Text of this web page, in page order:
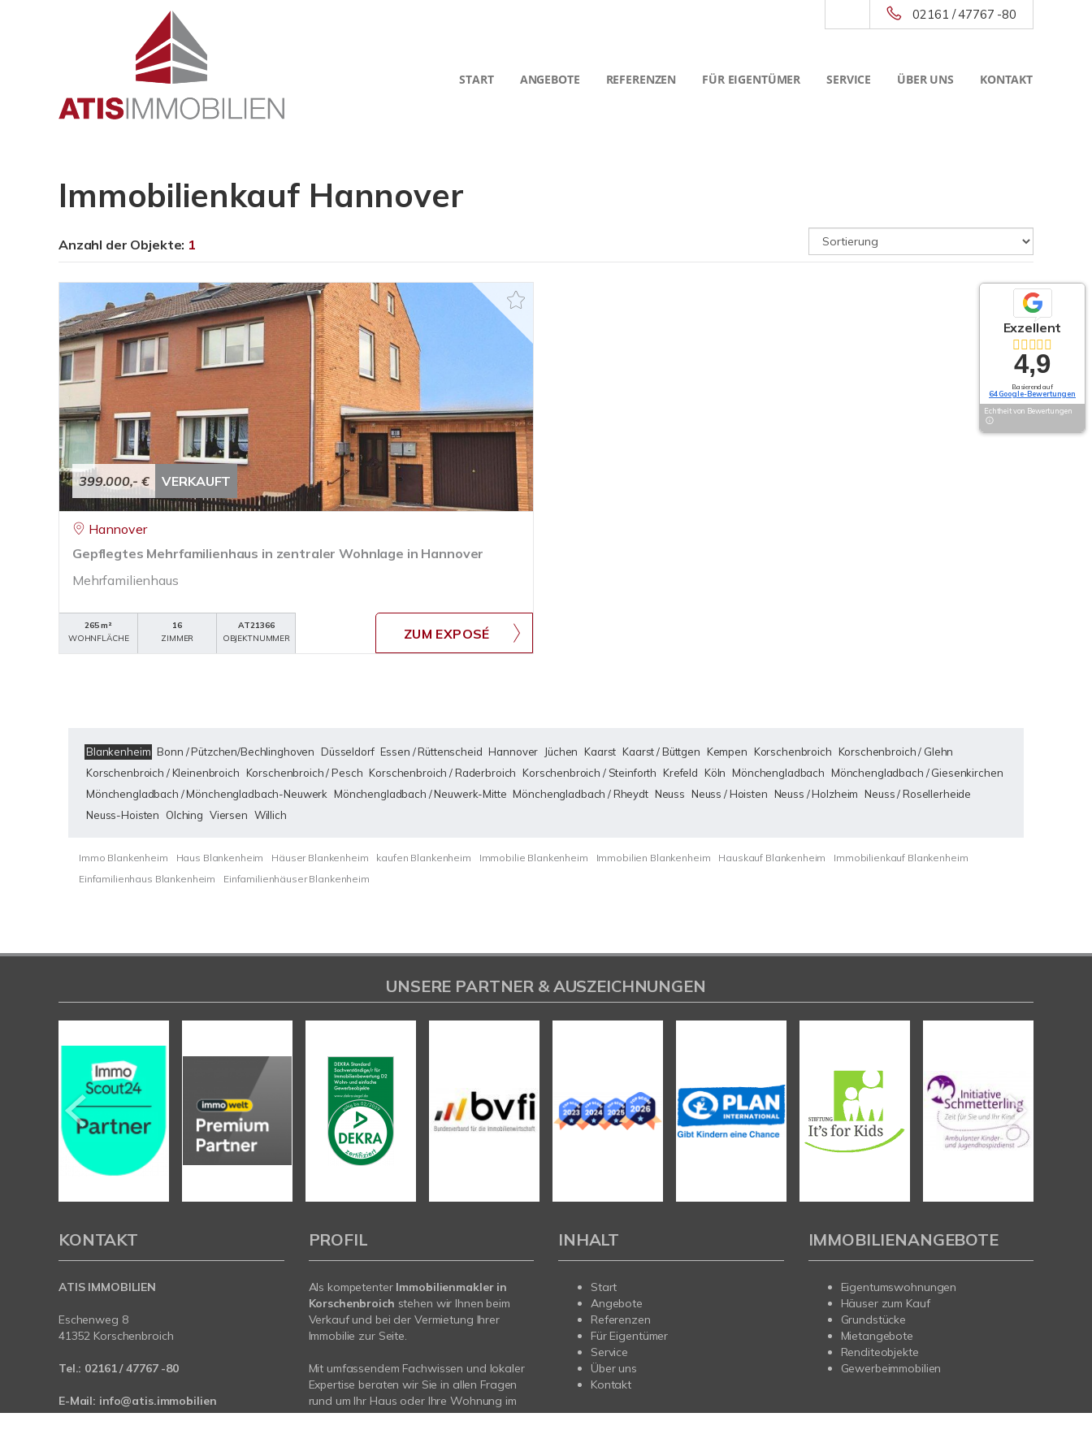
02161 / 47767 -80
START ANGEBOTE REFERENZEN FÜR EIGENTÜMER SERVICE ÜBER UNS KONTAKT
Immobilienkauf Hannover
Anzahl der Objekte: 1
399.000,- € VERKAUFT
Hannover
Gepflegtes Mehrfamilienhaus in zentraler Wohnlage in Hannover
Mehrfamilienhaus
265 m²
WOHNFLÄCHE
16
ZIMMER
AT21366
OBJEKTNUMMER
ZUM EXPOSÉ
Blankenheim Bonn / Pützchen/Bechlinghoven Düsseldorf Essen / Rüttenscheid Hannover Jüchen Kaarst Kaarst / Büttgen Kempen Korschenbroich Korschenbroich / Glehn
Korschenbroich / Kleinenbroich Korschenbroich / Pesch Korschenbroich / Raderbroich Korschenbroich / Steinforth Krefeld Köln Mönchengladbach Mönchengladbach / Giesenkirchen
Mönchengladbach / Mönchengladbach-Neuwerk Mönchengladbach / Neuwerk-Mitte Mönchengladbach / Rheydt Neuss Neuss / Hoisten Neuss / Holzheim Neuss / Rosellerheide
Neuss-Hoisten
Olching Viersen Willich
Immo Blankenheim Haus Blankenheim Häuser Blankenheim kaufen Blankenheim Immobilie Blankenheim Immobilien Blankenheim Hauskauf Blankenheim
Immobilienkauf Blankenheim
Einfamilienhaus Blankenheim
Einfamilienhäuser Blankenheim
Exzellent
4,9
Basierend auf
64 Google-Bewertungen
Echtheit von Bewertungen
UNSERE PARTNER & AUSZEICHNUNGEN
KONTAKT
ATIS IMMOBILIEN
Eschenweg 8
41352 Korschenbroich
Tel.: 02161 / 47767 -80
E-Mail: info@atis.immobilien
PROFIL
Als kompetenter Immobilienmakler in
Korschenbroich stehen wir Ihnen beim
Verkauf und bei der Vermietung Ihrer
Immobilie zur Seite.
Mit umfassendem Fachwissen und lokaler
Expertise beraten wir Sie in allen Fragen
rund um Ihr Haus oder Ihre Wohnung im
Rhein-Kreis Neuss, Düsseldorf und
INHALT
Start
Angebote
Referenzen
Für Eigentümer
Service
Über uns
Kontakt
IMMOBILIENANGEBOTE
Eigentumswohnungen
Häuser zum Kauf
Grundstücke
Mietangebote
Renditeobjekte
Gewerbeimmobilien